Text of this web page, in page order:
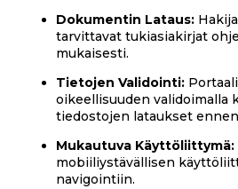
Dokumentin Lataus:
tarvittavat tukiasiakirjat
mukaisesti.
Tietojen Validointi:
oikeellisuuden validoimalla
tiedostojen lataukset
Mukautuva Käyttöliittymä:
mobiiliystävällisen
navigointiin.